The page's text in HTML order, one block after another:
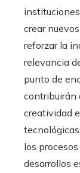
crear
reforzar la
relevancia
punto de
contribuirán
creatividad
los
desarrollos